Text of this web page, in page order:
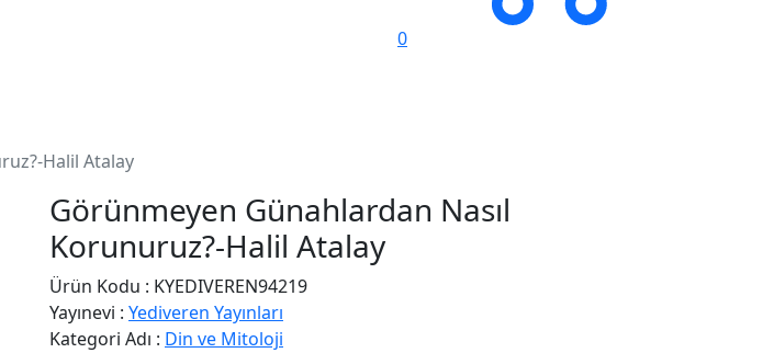
0
Halil Atalay
Görünmeyen Günahlardan Nasıl
Korunuruz?-Halil Atalay
Ürün Kodu : KYEDIVEREN94219
Yayınevi : Yediveren Yayınları
Kategori Adı : Din ve Mitoloji